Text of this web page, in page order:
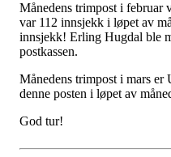
Månedens trimpost i februar
var 112 innsjekk i løpet av
innsjekk! Erling Hugdal ble
postkassen.
Månedens trimpost i mars
denne posten i løpet av
God tur!